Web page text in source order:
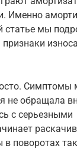
Именно
статье мы
Симптомы
не обращала
с серьезными
поворотах